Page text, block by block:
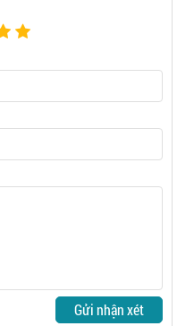
Gửi nhận xét